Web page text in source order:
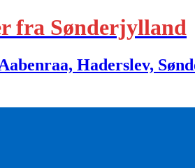
fra Sønderjylland
Haderslev,